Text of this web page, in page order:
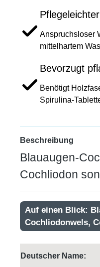
Anspruchsloser
mittelhartem
Bevorzugt
Benötigt
Spirulina-
Beschreibung
Blauaugen-
Cochliodon
Auf einen Blick:
Cochliodonwels,
Deutscher Name: